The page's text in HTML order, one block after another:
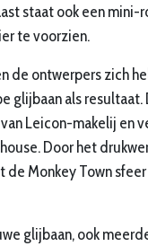
staat ook een mini-
te voorzien.
de ontwerpers zich
glijbaan als resultaat.
Leicon-makelij en
Door het
Monkey Town
glijbaan, ook